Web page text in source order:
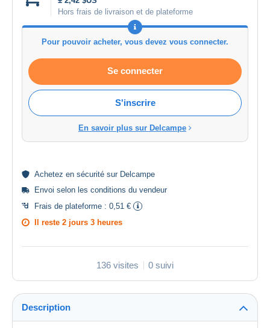
Hors frais de livraison et de plateforme
Pour pouvoir acheter, vous devez vous connecter.
Se connecter
S'inscrire
En savoir plus sur Delcampe
Achetez en sécurité sur Delcampe
Envoi selon les conditions du vendeur
Frais de plateforme : 0,51 €
Il reste 2 jours 3 heures
136 visites 0 suivi
Description